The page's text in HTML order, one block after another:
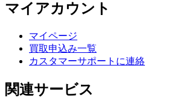
マイアカウント
マイページ
買取申込み一覧
カスタマーサポートに連絡
関連サービス